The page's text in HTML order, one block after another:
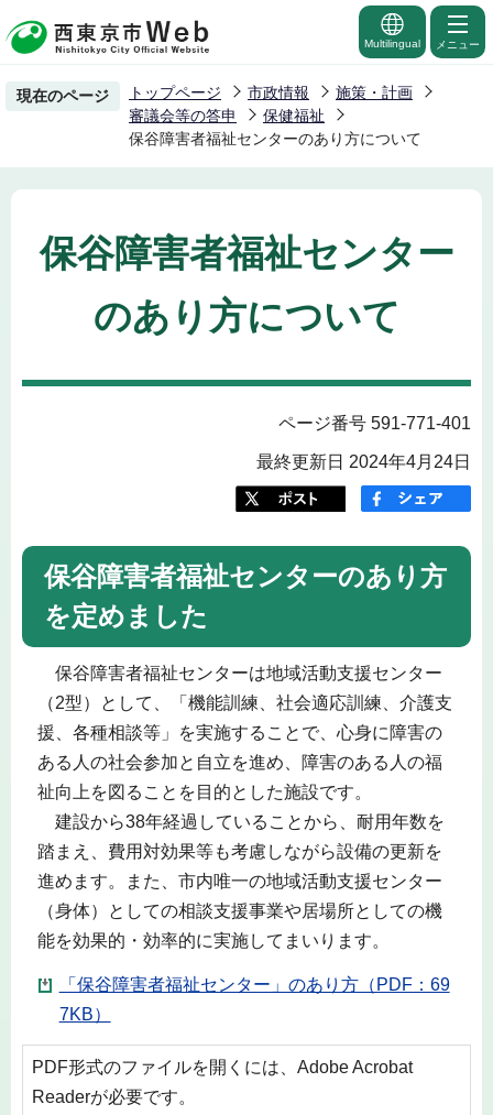
の
ー
の
先
Multilingual メニュー
現在のページ トップページ 市政情報
施策・計画
審議会等の答申
保健福祉
保谷障害者福祉センターのあり方について
保谷障害者福祉センター
のあり方について
ページ番号 591-771-401
最終更新日 2024年4月24日
保谷障害者福祉センターのあり方
を定めました
保谷障害者福祉センターは地域活動支援センター
（2型）として、「機能訓練、社会適応訓練、介護支
援、各種相談等」を実施することで、心身に障害の
ある人の社会参加と自立を進め、障害のある人の福
祉向上を図ることを目的とした施設です。
建設から38年経過していることから、耐用年数を
踏まえ、費用対効果等も考慮しながら設備の更新を
進めます。また、市内唯一の地域活動支援センター
（身体）としての相談支援事業や居場所としての機
能を効果的・効率的に実施してまいります。
「保谷障害者福祉センター」のあり方（PDF：69
7KB）
PDF形式のファイルを開くには、Adobe Acrobat
Readerが必要です。